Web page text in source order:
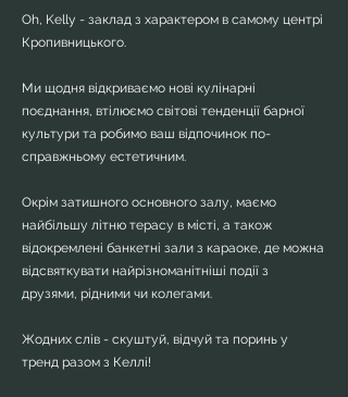
Oh, Kelly - заклад з характером в самому центрі
Кропивницького.
Ми щодня відкриваємо нові кулінарні
поєднання, втілюємо світові тенденції барної
культури та робимо ваш відпочинок по-
справжньому естетичним.
Окрім затишного основного залу, маємо
найбільшу літню терасу в місті, а також
відокремлені банкетні зали з караоке, де можна
відсвяткувати найрізноманітніші події з
друзями, рідними чи колегами.
Жодних слів - скуштуй, відчуй та поринь у
тренд разом з Келлі!